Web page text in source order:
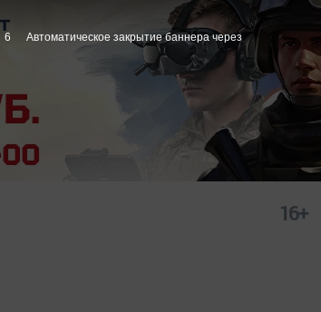
16+
5 Автоматическое закрытие баннера через